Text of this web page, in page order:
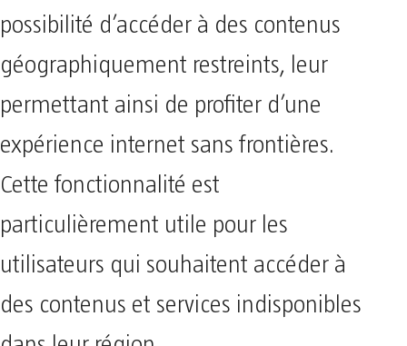
possibilité d’accéder à des contenus
géographiquement restreints, leur
permettant ainsi de profiter d’une
expérience internet sans frontières.
Cette fonctionnalité est
particulièrement utile pour les
utilisateurs qui souhaitent accéder à
des contenus et services indisponibles